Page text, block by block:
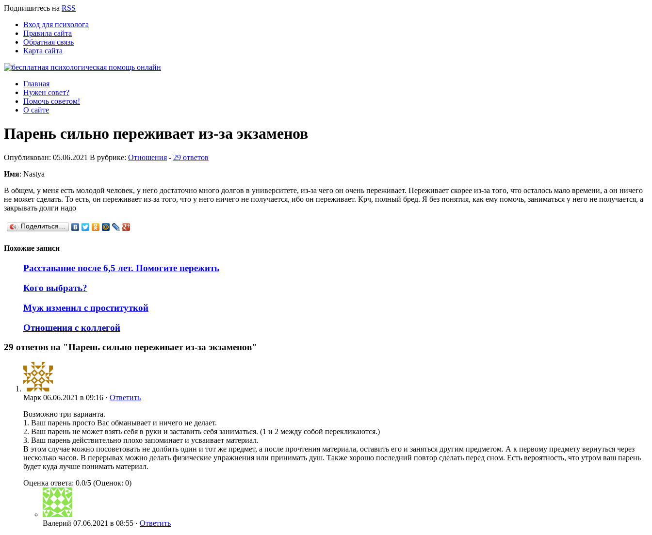
Подпишитесь на RSS
Вход для психолога
Правила сайта
Обратная связь
Карта сайта
Главная
Нужен совет?
Помочь советом!
О сайте
Парень сильно переживает из-за экзаменов
Опубликован: 05.06.2021 В рубрике: Отношения - 29 ответов
Имя: Nastya
В общем, у меня есть молодой человек, у него достаточно много долгов в университете, из-за чего он очень переживает. Переживает скорее из-за того, что осталось мало времени, а он ничего
не может сделать. То есть, он переживает из-за того, что у него ничего не получается, ибо он переживает. Крч, полный бред. Я без понятия, как ему помочь, заниматься у него не получается, а
закрывать долги надо
Поделиться…
Похожие записи
Расставание после 6,5 лет. Помогите пережить
Кого выбрать?
Муж изменил с проституткой
Отношения с коллегой
29 ответов на "Парень сильно переживает из-за экзаменов"
Марк 06.06.2021 в 09:16 · Ответить
Возможно три варианта.
1. Ваш парень просто Вас обманывает и ничего не делает.
2. Ваш парень не может взять себя в руки и заставить себя заниматься. (1 и 2 между собой перекликаются.)
3. Ваш парень действительно плохо запоминает и усваивает материал.
В этом случае можно посоветовать не долбить один и тот же предмет, а после прочтения материала, оставить его и заняться другим предметом. А к первому предмету вернуться через
несколько часов. В перерывах можно делать физические упражнения или принимать душ. Также хорошо последний повтор сделать перед сном. Есть вероятность, что утром ваш парень
будет куда лучше понимать материал.
Оценка ответа: 0.0/5 (Оценок: 0)
Валерий 07.06.2021 в 08:55 · Ответить